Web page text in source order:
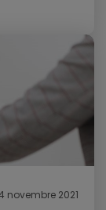
novembre 2021